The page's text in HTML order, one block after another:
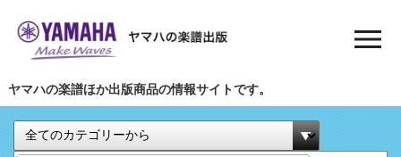
ヤマハの楽譜ほか出版商品の情報サイトです。